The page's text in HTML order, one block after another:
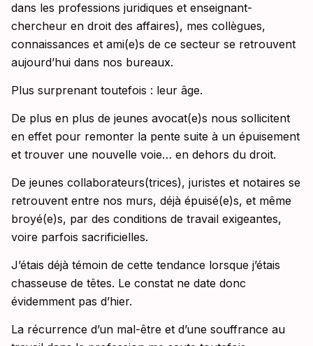
dans les professions juridiques et enseignant-
chercheur en droit des affaires), mes collègues,
connaissances et ami(e)s de ce secteur se retrouvent
aujourd’hui dans nos bureaux.
Plus surprenant toutefois : leur âge.
De plus en plus de jeunes avocat(e)s nous sollicitent
en effet pour remonter la pente suite à un épuisement
et trouver une nouvelle voie… en dehors du droit.
De jeunes collaborateurs(trices), juristes et notaires se
retrouvent entre nos murs, déjà épuisé(e)s, et même
broyé(e)s, par des conditions de travail exigeantes,
voire parfois sacrificielles.
J’étais déjà témoin de cette tendance lorsque j’étais
chasseuse de têtes. Le constat ne date donc
évidemment pas d’hier.
La récurrence d’un mal-être et d’une souffrance au